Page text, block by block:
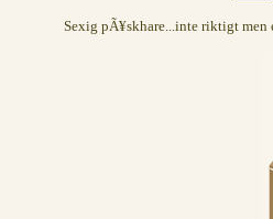
Sexig pÃ¥skhare...inte riktigt